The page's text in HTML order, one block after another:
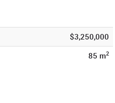
$3,250,000
85 m2